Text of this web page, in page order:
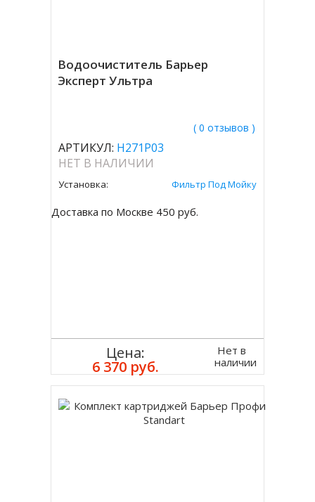
Водоочиститель Барьер
Эксперт Ультра
( 0 отзывов )
АРТИКУЛ: Н271Р03
НЕТ В НАЛИЧИИ
Установка: Фильтр Под Мойку
Доставка по Москве 450 руб.
Цена:
6 370 руб.
Нет в
наличии